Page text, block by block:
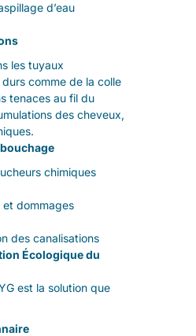
d’eau
les tuyaux
comme de la colle
tenaces au fil du
des cheveux,
chimiques
et dommages
des canalisations
Écologique du
est la solution que